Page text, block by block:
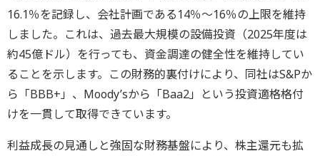
16.1％を記録し、会社計画である14％～16％の上限を維持
しました。これは、過去最大規模の設備投資（2025年度は
約45億ドル）を行っても、資金調達の健全性を維持してい
ることを示します。この財務的裏付けにより、同社はS&Pか
ら「BBB+」、Moody’sから「Baa2」という投資適格格付
けを一貫して取得できています。
利益成長の見通しと強固な財務基盤により、株主還元も拡